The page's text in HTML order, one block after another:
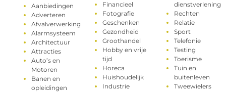
Aanbiedingen
Adverteren
Afvalverwerking
Alarmsysteem
Architectuur
Attracties
Auto’s en
Motoren
Banen en
opleidingen
Financieel
Fotografie
Geschenken
Gezondheid
Groothandel
Hobby en vrije
tijd
Horeca
Huishoudelijk
Industrie
dienstverlening
Rechten
Relatie
Sport
Telefonie
Testing
Toerisme
Tuin en
buitenleven
Tweewielers